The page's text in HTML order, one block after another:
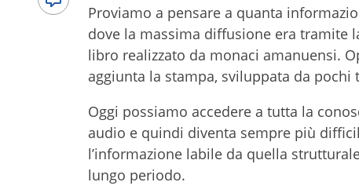
Proviamo a pensare a quanta
dove la massima diffusione era tramite
libro realizzato da monaci amanuensi.
aggiunta la stampa, sviluppata da
Oggi possiamo accedere a tutta la
audio e quindi diventa sempre più
l’informazione labile da quella
lungo periodo.